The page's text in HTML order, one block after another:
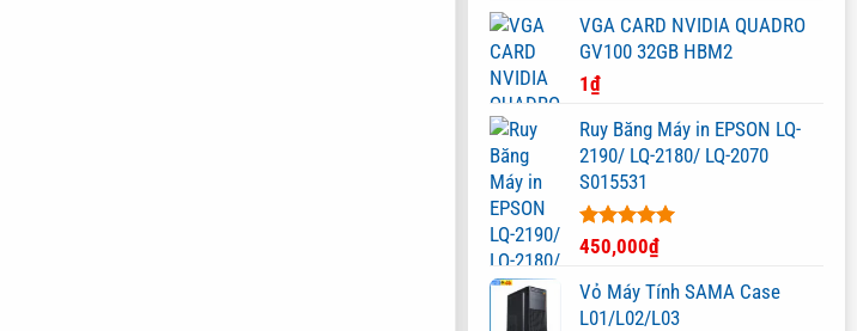
VGA CARD NVIDIA QUADRO
GV100 32GB HBM2
1₫
Ruy Băng Máy in EPSON LQ-
2190/ LQ-2180/ LQ-2070
S015531
Được xếp
hạng
5.00
5 sao
450,000₫
Vỏ Máy Tính SAMA Case
L01/L02/L03